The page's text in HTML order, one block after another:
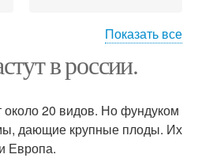
Показать все
в россии.
20 видов. Но фундуком
дающие крупные плоды. Их
Европа.